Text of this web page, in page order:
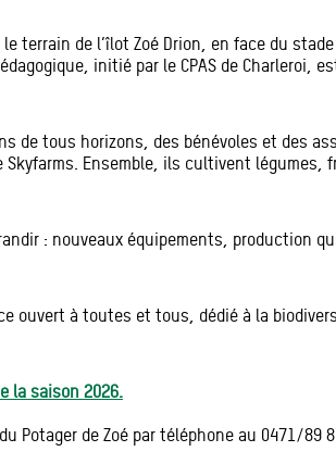
terrain de l’îlot Zoé Drion, en face du
initié par le CPAS de Charleroi,
de tous horizons, des bénévoles et des
Skyfarms. Ensemble, ils cultivent
: nouveaux équipements, production
ouvert à toutes et tous, dédié à la
la saison 2026.
Potager de Zoé par téléphone au 0471/89